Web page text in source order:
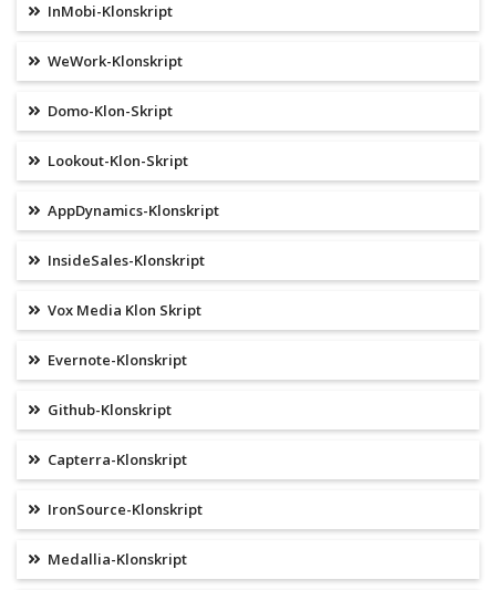
InMobi-Klonskript
WeWork-Klonskript
Domo-Klon-Skript
Lookout-Klon-Skript
AppDynamics-Klonskript
InsideSales-Klonskript
Vox Media Klon Skript
Evernote-Klonskript
Github-Klonskript
Capterra-Klonskript
IronSource-Klonskript
Medallia-Klonskript